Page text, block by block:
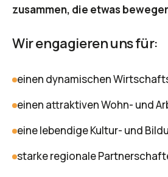
zusammen, die etwas
Wir engagieren uns für:
einen dynamischen
einen attraktiven Wohn- und
eine lebendige Kultur- und
starke regionale